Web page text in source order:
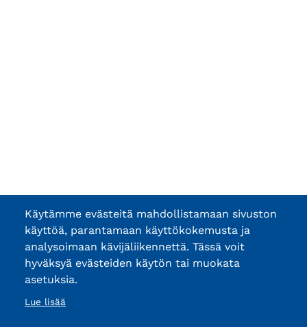
Käytämme evästeitä mahdollistamaan sivuston
käyttöä, parantamaan käyttökokemusta ja
analysoimaan kävijäliikennettä. Tässä voit
hyväksyä evästeiden käytön tai muokata
asetuksia.
Lue lisää